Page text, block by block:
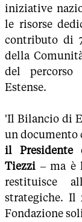
iniziative
le risorse
contributo di
della
del percorso
Estense.
'Il Bilancio di
un documento
il Presidente
Tiezzi – ma è
restituisce
strategiche. Il
Fondazione